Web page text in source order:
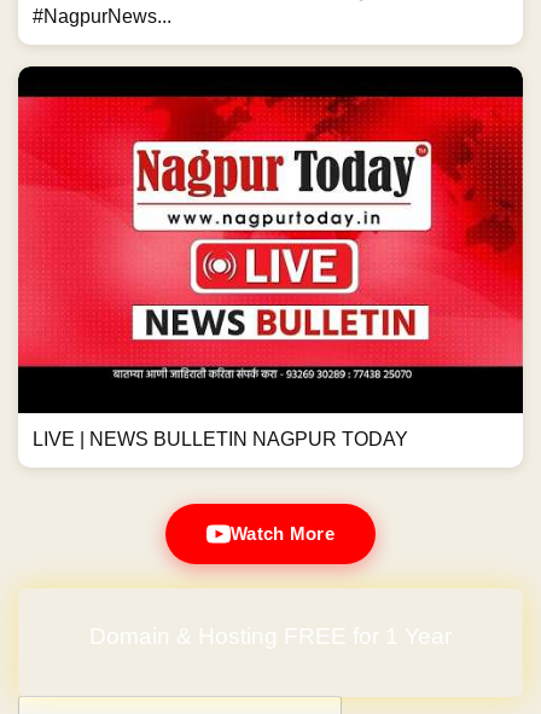
#NagpurNews...
LIVE | NEWS BULLETIN NAGPUR TODAY
Watch More
Domain & Hosting FREE for 1 Year